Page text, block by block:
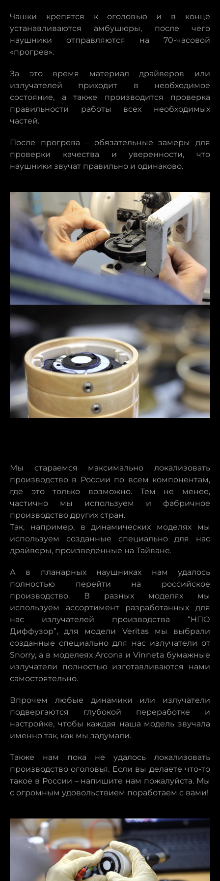
Чашки крепятся к оголовью и в конце
устанавливаются амбушюры, после чего
наушники отправляются на 70-часовой
«прогрев».
За это время материал драйверов или
излучателей приходит в необходимое
состояние, а также производится проверка
правильности работы всех необходимых
частей.
После прогрева – обязательные замеры для
проверки качества и уверенности, что
наушники звучат правильно и одинаково.
Мы стараемся максимально локализовать
производство в России по всем компонентам,
где это только возможно. Тем не менее,
частично мы используем и фабричное
производство других стран.
Так, например, в динамических моделях мы
используем созданные специально для нас
драйверы, произведённые на Тайване.
А в планарных наушниках нам удалось
полностью перейти на российское
производство. В разных моделях мы
используем ассортимент разработанных для
нас излучателей производства “НПО
Диффузор”, для модели Veritas мы выбрали
созданные специально для нас излучатели от
Snorry, а в моделеях Arcona и Vinneta бумажные
излучатели полностью изготавливаются нами
самостоятельно.
Впрочем любые динамики или излучатели
подвергаются глубокой переработке и
настройке, чтобы каждая наша модель звучала
именно так, как мы задумали.
Также нам пока не удалось локализовать
производство оголовья. Если вы делаете что-то
такое в России – напишите нам пожалуйста. Мы
с огромным удовольствием поработаем с вами!